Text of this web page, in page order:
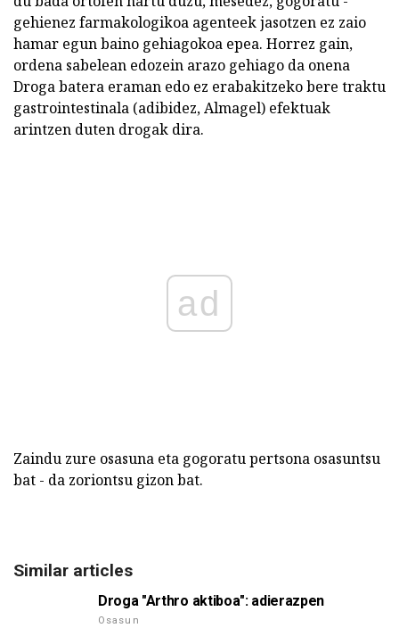
gehienez farmakologikoa agenteek jasotzen ez zaio
hamar egun baino gehiagokoa epea. Horrez gain,
ordena sabelean edozein arazo gehiago da onena
Droga batera eraman edo ez erabakitzeko bere traktu
gastrointestinala (adibidez, Almagel) efektuak
arintzen duten drogak dira.
ad
Zaindu zure osasuna eta gogoratu pertsona osasuntsu
bat - da zoriontsu gizon bat.
Similar articles
Droga "Arthro aktiboa": adierazpen
Osasun